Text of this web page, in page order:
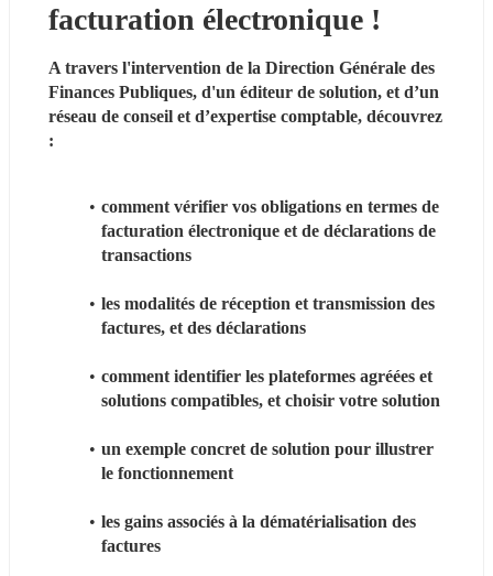
facturation électronique !
A travers l'intervention de la Direction Générale des
Finances Publiques, d'un éditeur de solution, et d’un
réseau de conseil et d’expertise comptable, découvrez
:
comment vérifier vos obligations en termes de
facturation électronique et de déclarations de
transactions
les modalités de réception et transmission des
factures, et des déclarations
comment identifier les plateformes agréées et
solutions compatibles, et choisir votre solution
un exemple concret de solution pour illustrer
le fonctionnement
les gains associés à la dématérialisation des
factures